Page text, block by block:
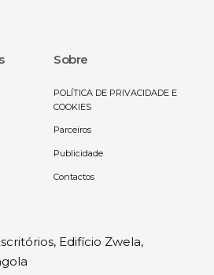
Sobre
POLÍTICA DE PRIVACIDADE E
COOKIES
Parceiros
Publicidade
Contactos
Edifício Zwela,